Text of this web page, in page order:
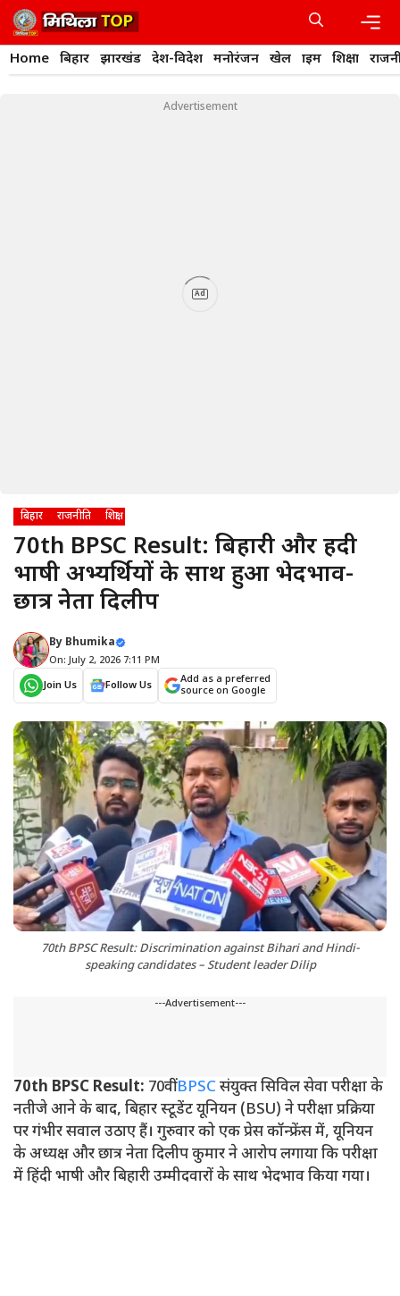
Skip
to
content
Home बिहार झारखंड देश-विदेश मनोरंजन खेल क्राइम शिक्षा
Advertisement
Ad
बिहार राजनीति शिक्षा
70th BPSC Result: बिहारी और हिंदी
भाषी अभ्यर्थियों के साथ हुआ भेदभाव-
छात्र नेता दिलीप
By Bhumika
On: July 2, 2026 7:11 PM
Join Us
Follow Us
Add as a preferred
source on Google
70th BPSC Result: Discrimination against Bihari and Hindi-
speaking candidates – Student leader Dilip
---Advertisement---
70th BPSC Result: 70वींBPSCसंयुक्त सिविल सेवा परीक्षा के
नतीजे आने के बाद, बिहार स्टूडेंट यूनियन (BSU) ने परीक्षा प्रक्रिया
पर गंभीर सवाल उठाए हैं। गुरुवार को एक प्रेस कॉन्फ्रेंस में, यूनियन
के अध्यक्ष और छात्र नेता दिलीप कुमार ने आरोप लगाया कि परीक्षा
में हिंदी भाषी और बिहारी उम्मीदवारों के साथ भेदभाव किया गया।